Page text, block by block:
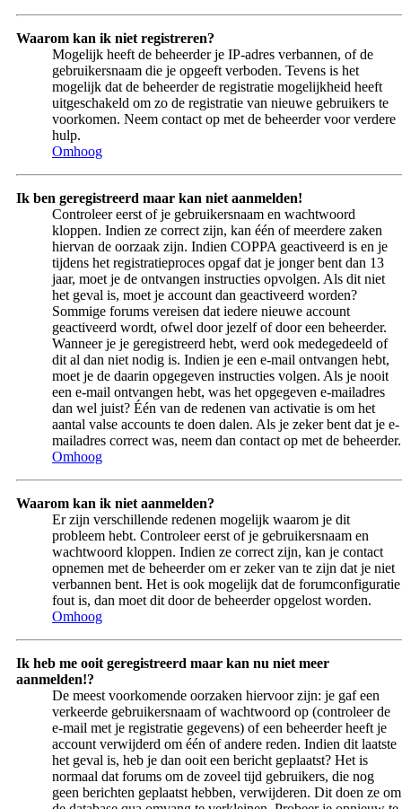
Waarom kan ik niet registreren?
Mogelijk heeft de beheerder je IP-adres verbannen, of de
gebruikersnaam die je opgeeft verboden. Tevens is het
mogelijk dat de beheerder de registratie mogelijkheid heeft
uitgeschakeld om zo de registratie van nieuwe gebruikers te
voorkomen. Neem contact op met de beheerder voor verdere
hulp.
Omhoog
Ik ben geregistreerd maar kan niet aanmelden!
Controleer eerst of je gebruikersnaam en wachtwoord
kloppen. Indien ze correct zijn, kan één of meerdere zaken
hiervan de oorzaak zijn. Indien COPPA geactiveerd is en je
tijdens het registratieproces opgaf dat je jonger bent dan 13
jaar, moet je de ontvangen instructies opvolgen. Als dit niet
het geval is, moet je account dan geactiveerd worden?
Sommige forums vereisen dat iedere nieuwe account
geactiveerd wordt, ofwel door jezelf of door een beheerder.
Wanneer je je geregistreerd hebt, werd ook medegedeeld of
dit al dan niet nodig is. Indien je een e-mail ontvangen hebt,
moet je de daarin opgegeven instructies volgen. Als je nooit
een e-mail ontvangen hebt, was het opgegeven e-mailadres
dan wel juist? Één van de redenen van activatie is om het
aantal valse accounts te doen dalen. Als je zeker bent dat je e-
mailadres correct was, neem dan contact op met de beheerder.
Omhoog
Waarom kan ik niet aanmelden?
Er zijn verschillende redenen mogelijk waarom je dit
probleem hebt. Controleer eerst of je gebruikersnaam en
wachtwoord kloppen. Indien ze correct zijn, kan je contact
opnemen met de beheerder om er zeker van te zijn dat je niet
verbannen bent. Het is ook mogelijk dat de forumconfiguratie
fout is, dan moet dit door de beheerder opgelost worden.
Omhoog
Ik heb me ooit geregistreerd maar kan nu niet meer
aanmelden!?
De meest voorkomende oorzaken hiervoor zijn: je gaf een
verkeerde gebruikersnaam of wachtwoord op (controleer de
e-mail met je registratie gegevens) of een beheerder heeft je
account verwijderd om één of andere reden. Indien dit laatste
het geval is, heb je dan ooit een bericht geplaatst? Het is
normaal dat forums om de zoveel tijd gebruikers, die nog
geen berichten geplaatst hebben, verwijderen. Dit doen ze om